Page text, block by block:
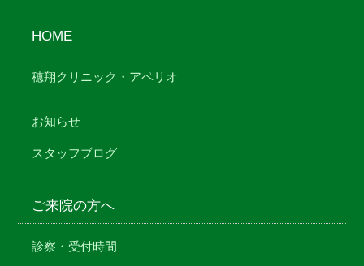
HOME
穂翔クリニック・アペリオ
お知らせ
スタッフブログ
ご来院の方へ
診察・受付時間